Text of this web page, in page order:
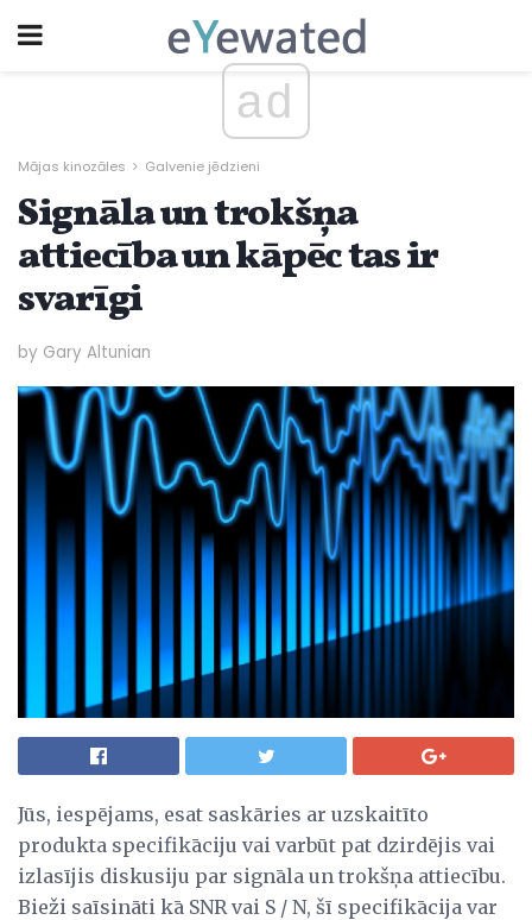
ad
Mājas kinozāles Galvenie jēdzieni
Signāla un trokšņa
attiecība un kāpēc tas ir
svarīgi
by Gary Altunian
Jūs, iespējams, esat saskāries ar uzskaitīto
produkta specifikāciju vai varbūt pat dzirdējis vai
izlasījis diskusiju par signāla un trokšņa attiecību.
Bieži saīsināti kā SNR vai S / N, šī specifikācija var